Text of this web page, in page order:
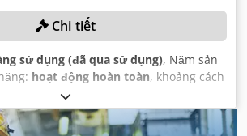
Chi tiết
sử dụng (đã qua sử dụng), Năm sản
hoạt động hoàn toàn, khoảng cách
, khoảng cách di chuyển trục Y:
di chuyển trục Z:480 mm, mô hình
TNC 407, tốc độ quay (tối đa):